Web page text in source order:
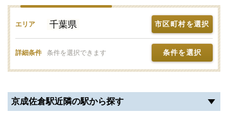
エリア 千葉県 市区町村を選択
詳細条件 条件を選択できます 条件を選択
京成佐倉駅近隣の駅から探す